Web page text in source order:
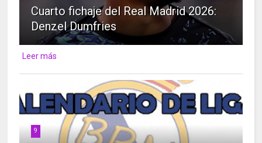
Cuarto fichaje del Real Madrid 2026:
Denzel Dumfries
Leer más
9